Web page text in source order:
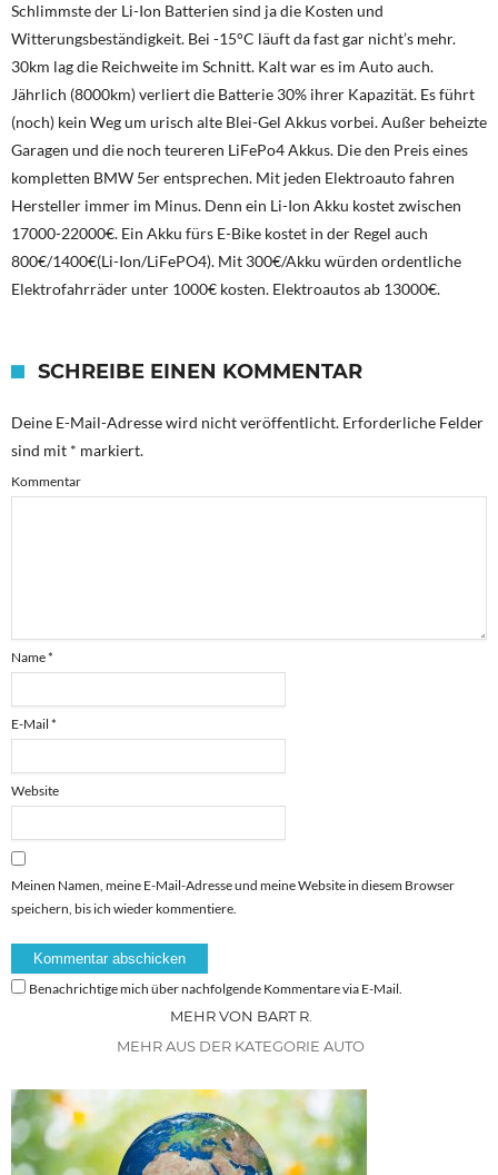
Schlimmste der Li-Ion Batterien sind ja die Kosten und
Witterungsbeständigkeit. Bei -15°C läuft da fast gar nicht’s mehr.
30km lag die Reichweite im Schnitt. Kalt war es im Auto auch.
Jährlich (8000km) verliert die Batterie 30% ihrer Kapazität. Es führt
(noch) kein Weg um urisch alte Blei-Gel Akkus vorbei. Außer beheizte
Garagen und die noch teureren LiFePo4 Akkus. Die den Preis eines
kompletten BMW 5er entsprechen. Mit jeden Elektroauto fahren
Hersteller immer im Minus. Denn ein Li-Ion Akku kostet zwischen
17000-22000€. Ein Akku fürs E-Bike kostet in der Regel auch
800€/1400€(Li-Ion/LiFePO4). Mit 300€/Akku würden ordentliche
Elektrofahrräder unter 1000€ kosten. Elektroautos ab 13000€.
SCHREIBE EINEN KOMMENTAR
Deine E-Mail-Adresse wird nicht veröffentlicht. Erforderliche Felder
sind mit * markiert.
Kommentar
Name*
E-Mail *
Website
Meinen Namen, meine E-Mail-Adresse und meine Website in diesem Browser
speichern, bis ich wieder kommentiere.
Benachrichtige mich über nachfolgende Kommentare via E-Mail.
MEHR VON BART R.
MEHR AUS DER KATEGORIE AUTO